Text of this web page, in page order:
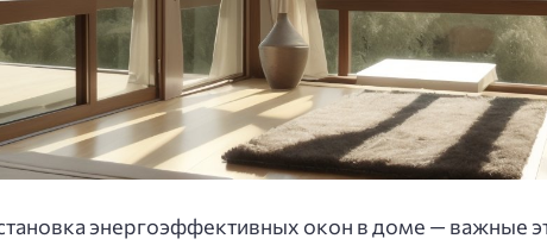
энергоэффективных окон в доме — важные